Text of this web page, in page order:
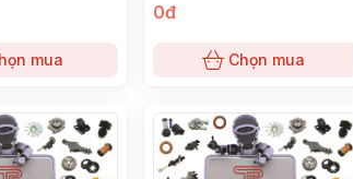
mua
0đ
Chọn mua